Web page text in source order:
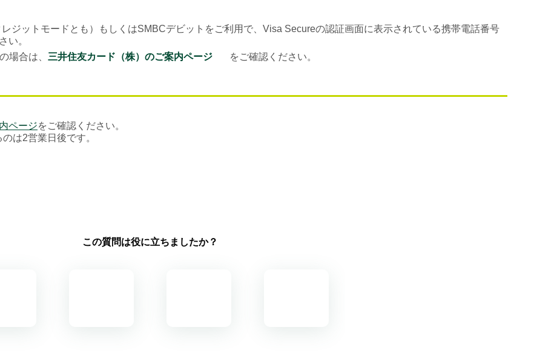
ジットモードとも）もしくはSMBCデビットをご利用で、Visa Secureの認証画面に表示されている携帯電話番号
い。
場合は、 三井住友カード（株）のご案内ページ をご確認ください。
ページをご確認ください。
は2営業日後です。
この質問は役に立ちましたか？